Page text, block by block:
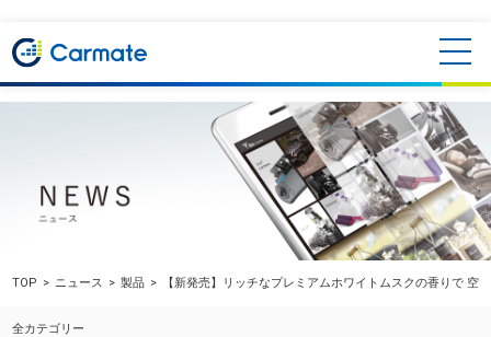
TOP ニュース 製品 【新発売】リッチなプレミアムホワイトムスクの香りで 空
全カテゴリー